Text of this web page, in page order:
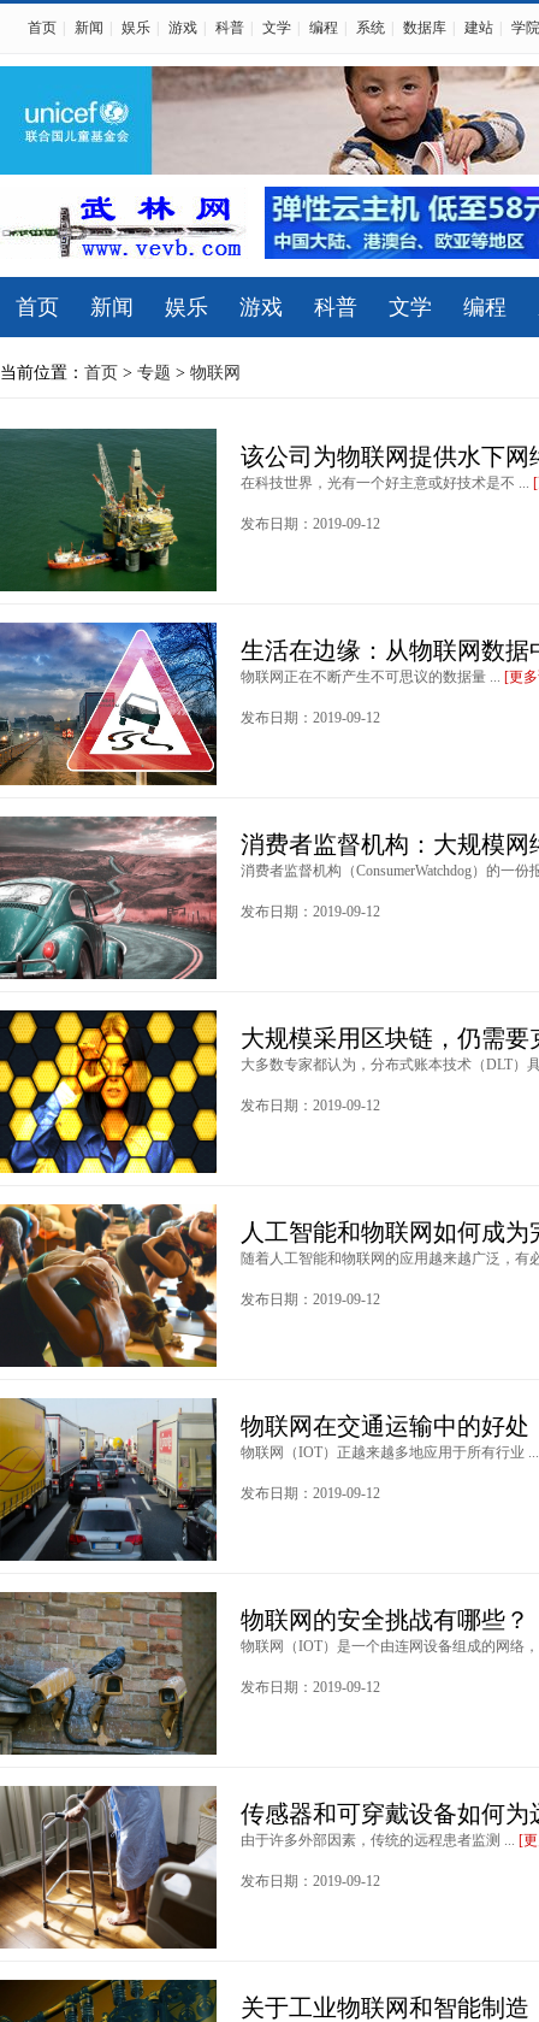
首页 新闻 娱乐 游戏 科普 文学 编程 系统 数据库 建站 学院
首页 新闻 娱乐 游戏 科普 文学 编程
当前位置： 首页 > 专题 > 物联网
该公司为物联网提供水下网
在科技世界，光有一个好主意或好技术是不 ...
发布日期：2019-09-12
生活在边缘：从物联网数据
物联网正在不断产生不可思议的数据量 ... [更
发布日期：2019-09-12
消费者监督机构：大规模
消费者监督机构（ConsumerWatchdog）的一份
发布日期：2019-09-12
大规模采用区块链，仍需要
大多数专家都认为，分布式账本技术（DLT）
发布日期：2019-09-12
人工智能和物联网如何成为
随着人工智能和物联网的应用越来越广泛，有
发布日期：2019-09-12
物联网在交通运输中的好处
物联网（IOT）正越来越多地应用于所有行业
发布日期：2019-09-12
物联网的安全挑战有哪些？
物联网（IOT）是一个由连网设备组成的网络
发布日期：2019-09-12
传感器和可穿戴设备如何
由于许多外部因素，传统的远程患者监测 ... [
发布日期：2019-09-12
关于工业物联网和智能制造